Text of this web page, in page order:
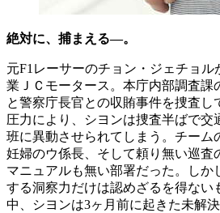
絶対に、捕まえる―。
元F1レーサーのチョン・ジェチョル
業ＪＣモータース。本庁内部調査課
と警察庁長官との収賄事件を捜査し
圧力により、シヨンは捜査半ばで交
班に異動させられてしまう。チーム
妊婦のウ係長、そして頼り無い巡査
マニュアルも無い部署だった。しか
する洞察力だけは認めざるを得ない
中、シヨンは3ヶ月前に起きた未解